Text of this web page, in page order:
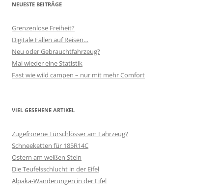
NEUESTE BEITRÄGE
Grenzenlose Freiheit?
Digitale Fallen auf Reisen…
Neu oder Gebrauchtfahrzeug?
Mal wieder eine Statistik
Fast wie wild campen – nur mit mehr Comfort
VIEL GESEHENE ARTIKEL
Zugefrorene Türschlösser am Fahrzeug?
Schneeketten für 185R14C
Ostern am weißen Stein
Die Teufelsschlucht in der Eifel
Alpaka-Wanderungen in der Eifel